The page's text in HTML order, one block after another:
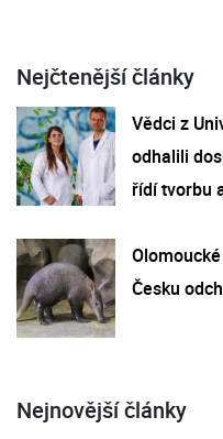
Nejčtenější články
Vědci z
odhalili
řídí tvorbu
Česku
Nejnovější články